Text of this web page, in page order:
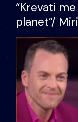
“Krevati
planet”/
bukura në
mungojë